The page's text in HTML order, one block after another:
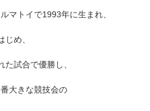
マトイで1993年に生まれ、
め、
試合で優勝し、
大きな競技会の